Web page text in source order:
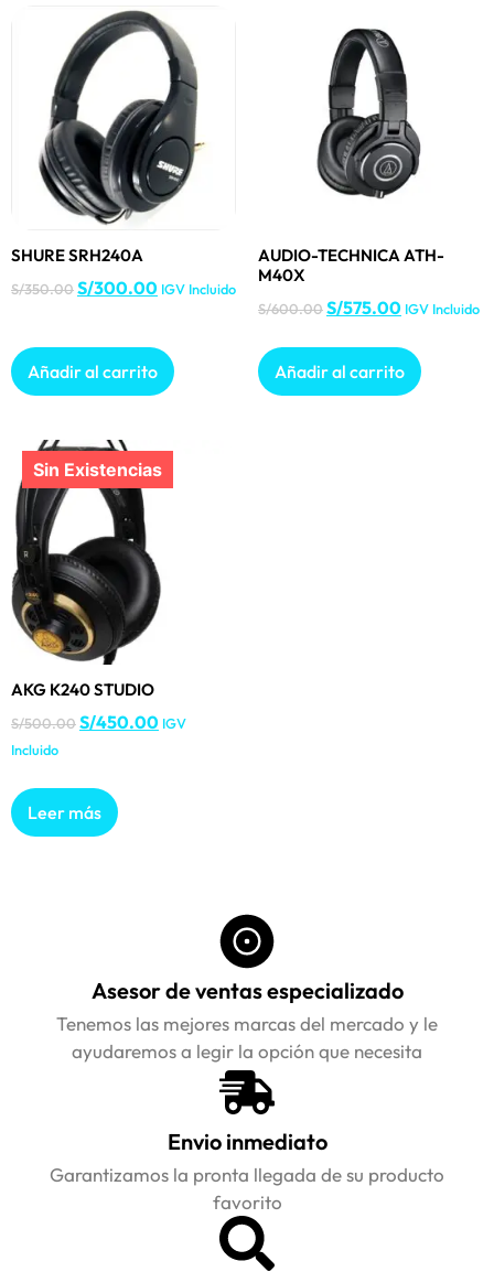
SHURE SRH240A
S/350.00S/300.00 IGV Incluido
Añadir al carrito
AUDIO-TECHNICA ATH-
M40X
S/600.00S/575.00 IGV Incluido
Añadir al carrito
AKG K240 STUDIO
S/500.00S/450.00 IGV
Incluido
Leer más
Asesor de ventas especializado
Tenemos las mejores marcas del mercado y le
ayudaremos a legir la opción que necesita
Envio inmediato
Garantizamos la pronta llegada de su producto
favorito